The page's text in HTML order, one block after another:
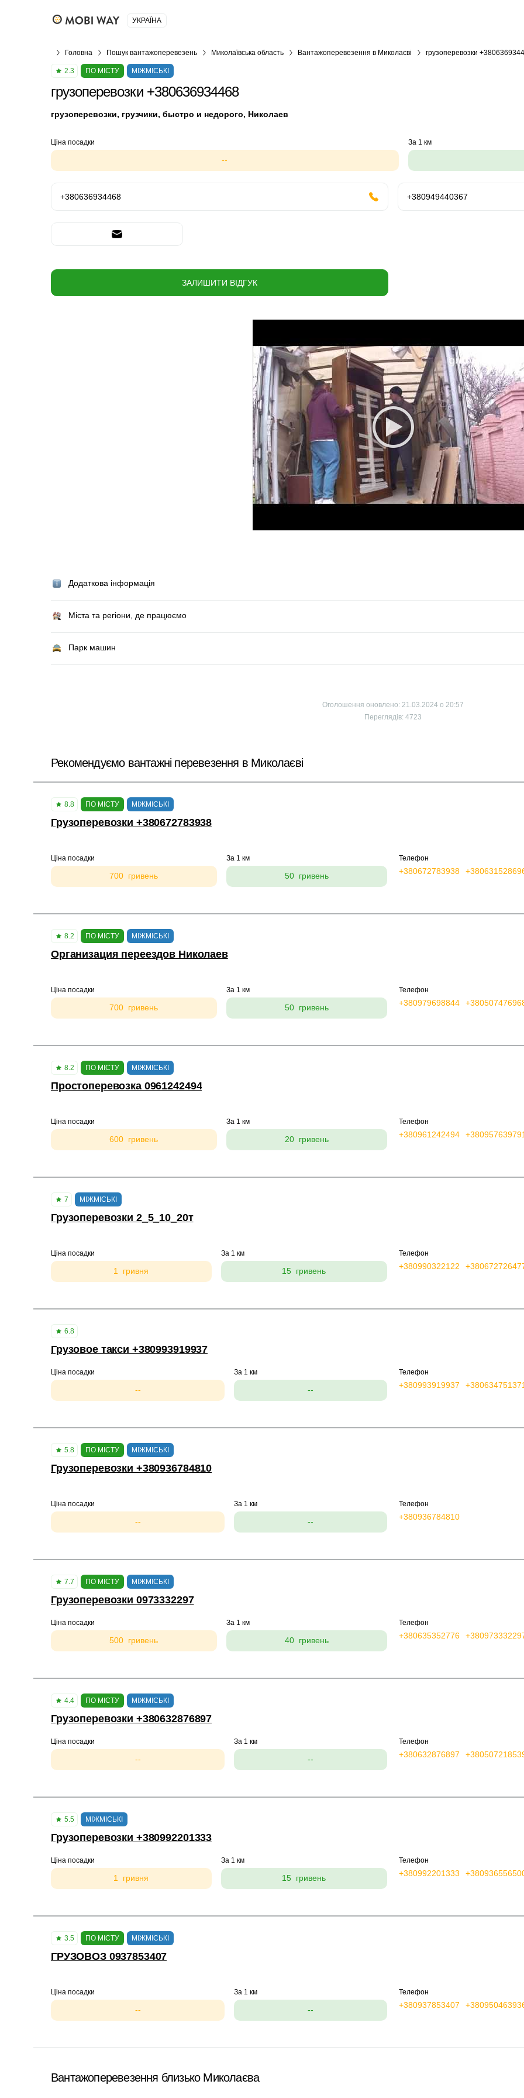
УКРАЇНА
Головна Пошук вантажоперевезень Миколаївська область Вантажоперевезення в Миколаєві грузоперевозки
2.3 ПО МІСТУ МІЖМІСЬКІ
грузоперевозки +380636934468
грузоперевозки, грузчики, быстро и недорого, Николаев
Ціна посадки
--
За 1 км
+380636934468 +380949440367
ЗАЛИШИТИ ВІДГУК
Додаткова інформація
Міста та регіони, де працюємо
Парк машин
Оголошення оновлено: 21.03.2024 о 20:57
Переглядів: 4723
Рекомендуємо вантажні перевезення в Миколаєві
8.8 ПО МІСТУ МІЖМІСЬКІ
Грузоперевозки +380672783938
Ціна посадки
700 гривень
За 1 км
50 гривень
Телефон
+380672783938
8.2 ПО МІСТУ МІЖМІСЬКІ
Организация переездов Николаев
Ціна посадки
700 гривень
За 1 км
50 гривень
Телефон
+380979698844
8.2 ПО МІСТУ МІЖМІСЬКІ
Простоперевозка 0961242494
Ціна посадки
600 гривень
За 1 км
20 гривень
Телефон
+380961242494
7 МІЖМІСЬКІ
Грузоперевозки 2_5_10_20т
Ціна посадки
1 гривня
За 1 км
15 гривень
Телефон
+380990322122
6.8
Грузовое такси +380993919937
Ціна посадки
--
За 1 км
--
Телефон
+380993919937
5.8 ПО МІСТУ МІЖМІСЬКІ
Грузоперевозки +380936784810
Ціна посадки
--
За 1 км
--
Телефон
+380936784810
7.7 ПО МІСТУ МІЖМІСЬКІ
Грузоперевозки 0973332297
Ціна посадки
500 гривень
За 1 км
40 гривень
Телефон
+380635352776
4.4 ПО МІСТУ МІЖМІСЬКІ
Грузоперевозки +380632876897
Ціна посадки
--
За 1 км
--
Телефон
+380632876897
5.5 МІЖМІСЬКІ
Грузоперевозки +380992201333
Ціна посадки
1 гривня
За 1 км
15 гривень
Телефон
+380992201333
3.5 ПО МІСТУ МІЖМІСЬКІ
ГРУЗОВОЗ 0937853407
Ціна посадки
--
За 1 км
--
Телефон
+380937853407
Вантажоперевезення близько Миколаєва